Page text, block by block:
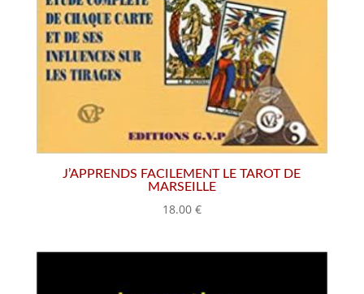
J’APPRENDS FACILEMENT LE TAROT DE
MARSEILLE
18.00 €